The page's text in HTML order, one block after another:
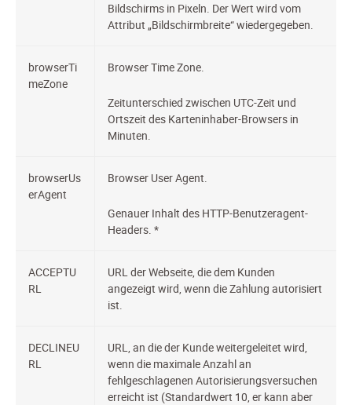
Bildschirms in Pixeln. Der Wert wird vom
Attribut „Bildschirmbreite“ wiedergegeben.
browserTi
meZone
Browser Time Zone.
Zeitunterschied zwischen UTC-Zeit und
Ortszeit des Karteninhaber-Browsers in
Minuten.
browserUs
erAgent
Browser User Agent.
Genauer Inhalt des HTTP-Benutzeragent-
Headers. *
ACCEPTU
RL
URL der Webseite, die dem Kunden
angezeigt wird, wenn die Zahlung autorisiert
ist.
DECLINEU
RL
URL, an die der Kunde weitergeleitet wird,
wenn die maximale Anzahl an
fehlgeschlagenen Autorisierungsversuchen
erreicht ist (Standardwert 10, er kann aber